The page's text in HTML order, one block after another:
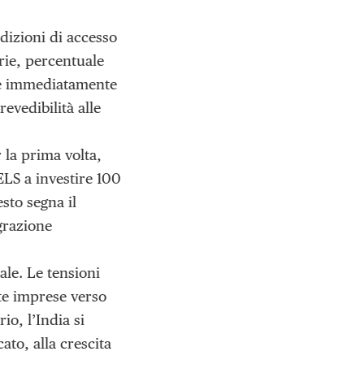
di accesso
percentuale
immediatamente
alle
la prima volta,
a investire 100
segna il
Le tensioni
imprese verso
l’India si
alla crescita